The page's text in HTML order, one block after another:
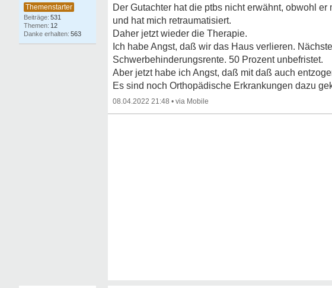
531
12
563
Der Gutachter hat die ptbs nicht erwähnt, obwohl
und hat mich retraumatisiert.
Daher jetzt wieder die Therapie.
Ich habe Angst, daß wir das Haus verlieren.
Schwerbehinderungsrente. 50 Prozent unbefristet.
Aber jetzt habe ich Angst, daß mit daß auch
Es sind noch Orthopädische Erkrankungen dazu
08.04.2022 21:48 •